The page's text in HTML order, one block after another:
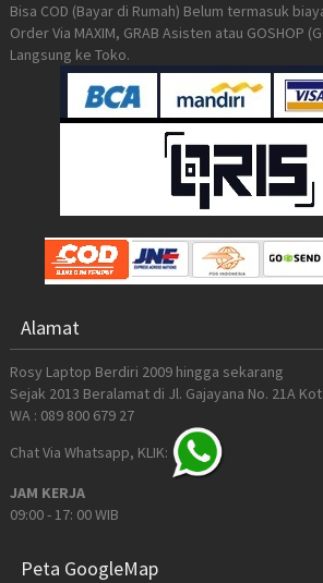
Bisa COD (Bayar di Rumah) Belum termasuk
Order Via MAXIM, GRAB Asisten atau GOSHOP
Langsung ke Toko.
Alamat
Rosy Laptop Berdiri 2009 hingga sekarang
Sejak 2013 Beralamat di Jl. Gajayana No. 21A
WA : 089 800 679 27
Chat Via Whatsapp, KLIK:
JAM KERJA
09:00 - 17: 00 WIB
Peta GoogleMap